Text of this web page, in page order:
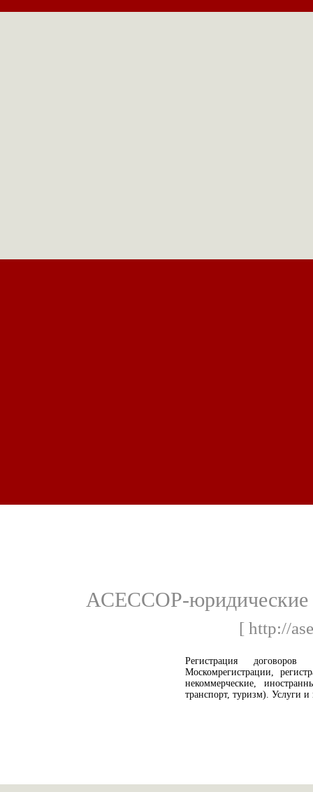
АСЕССОР-юридические
[ http://
Регистрация
Москомрегистрации,
некоммерческие,
транспорт, туризм). Услуги